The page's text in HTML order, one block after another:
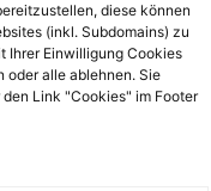
diese können
(inkl. Subdomains) zu
Ihrer Einwilligung Cookies
oder alle ablehnen. Sie
Link "Cookies" im Footer